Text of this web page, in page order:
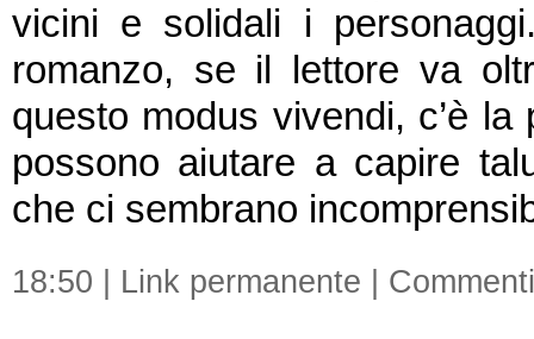
vicini e solidali i
romanzo, se il lettore va
questo modus vivendi, c’è
possono aiutare a capire
che ci sembrano
18:50 | Link permanente